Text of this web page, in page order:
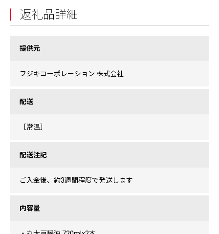
返礼品詳細
提供元
フジキコーポレーション 株式会社
配送
［常温］
配送注記
ご入金後、約3週間程度で発送します
内容量